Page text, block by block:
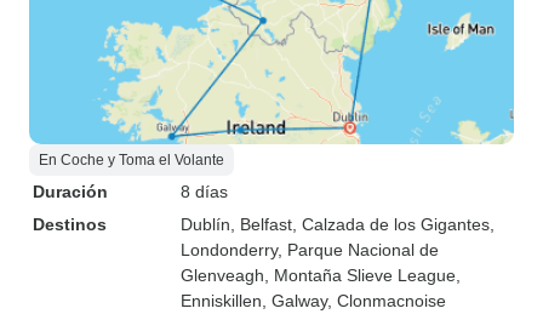
En Coche y Toma el Volante
Duración
8 días
Destinos
Dublín , Belfast , Calzada de los Gigantes
Londonderry, Parque Nacional de
Glenveagh , Montaña Slieve League
Enniskillen , Galway, Clonmacnoise